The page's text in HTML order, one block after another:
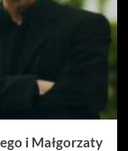
i Małgorzaty